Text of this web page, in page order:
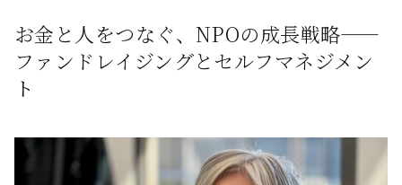
お金と人をつなぐ、NPOの成長戦略——
ファンドレイジングとセルフマネジメン
ト